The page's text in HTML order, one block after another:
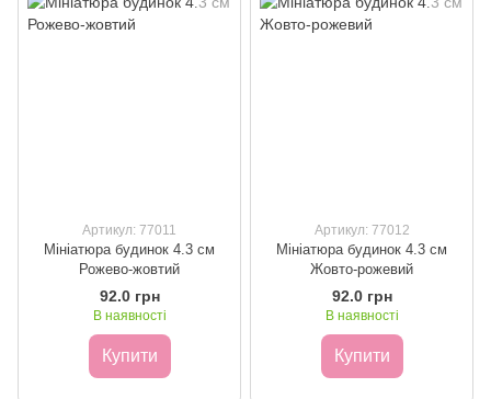
Артикул: 77011
Мініатюра будинок 4.3 см
Рожево-жовтий
92.0 грн
В наявності
Купити
Артикул: 77012
Мініатюра будинок 4.3 см
Жовто-рожевий
92.0 грн
В наявності
Купити